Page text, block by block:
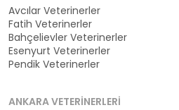
Avcılar Veterinerler
Fatih Veterinerler
Bahçelievler Veterinerler
Esenyurt Veterinerler
Pendik Veterinerler
ANKARA VETERINERLERI